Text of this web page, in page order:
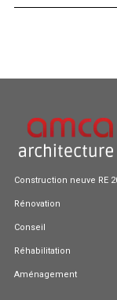
Construction neuve RE
Rénovation
Conseil
Réhabilitation
Aménagement